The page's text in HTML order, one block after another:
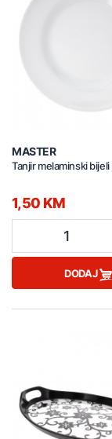
MASTER
Tanjir melaminski
1,50 KM
1
DODAJ